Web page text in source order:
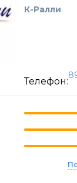
К-Ралли
Телефон: